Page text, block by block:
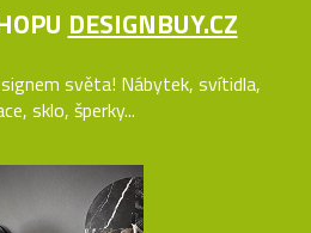
DESIGNBUY.CZ
světa! Nábytek, svítidla,
sklo, šperky...